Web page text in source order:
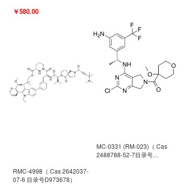
￥580.00
RMC-4998（ Cas 2642037-
07-6 目录号D973678）
MC-0331 (RM-023)（ Cas
2488788-52-7目录号